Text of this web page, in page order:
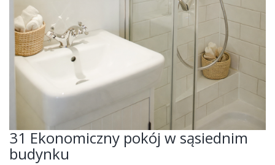
31 Ekonomiczny pokój w sąsiednim
budynku